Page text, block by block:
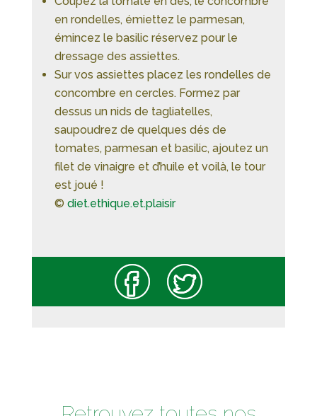
en rondelles, émiettez le parmesan,
émincez le basilic réservez pour le
dressage des assiettes.
Sur vos assiettes placez les rondelles de
concombre en cercles. Formez par
dessus un nids de tagliatelles,
saupoudrez de quelques dés de
tomates, parmesan et basilic, ajoutez un
filet de vinaigre et d’huile et voilà, le tour
est joué !
© diet.ethique.et.plaisir